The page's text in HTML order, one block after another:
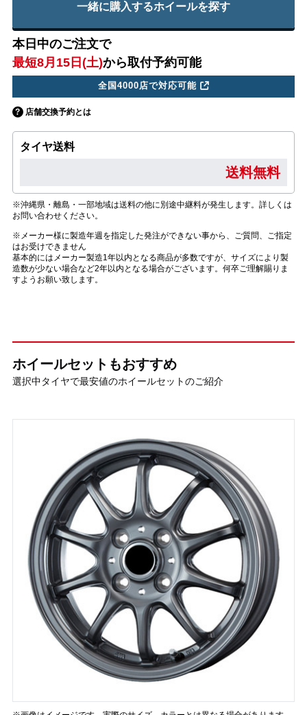
一緒に購入するホイールを探す
本日中のご注文で
最短8月15日(土)から取付予約可能
全国4000店で対応可能
店舗交換予約とは
タイヤ送料
送料無料
※沖縄県・離島・一部地域は送料の他に別途中継料が発生します。詳しくは
お問い合わせください。
※メーカー様に製造年週を指定した発注ができない事から、ご質問、ご指定
はお受けできません
基本的にはメーカー製造1年以内となる商品が多数ですが、サイズにより製
造数が少ない場合など2年以内となる場合がございます。何卒ご理解賜りま
すようお願い致します。
ホイールセットもおすすめ
選択中タイヤで最安値のホイールセットのご紹介